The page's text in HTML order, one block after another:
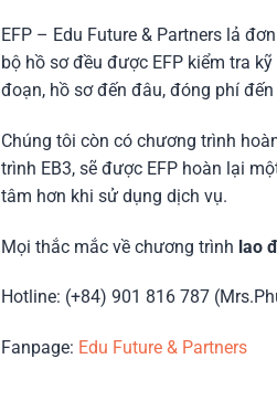
EFP – Edu Future & Partners lả
bộ hồ sơ đều được EFP kiểm tra
đoạn, hồ sơ đến đâu, đóng phí
Chúng tôi còn có chương trình
trình EB3, sẽ được EFP hoàn lại
tâm hơn khi sử dụng dịch vụ.
Mọi thắc mắc về chương trình lao
Hotline: (+84) 901 816 787
Fanpage: Edu Future & Partners